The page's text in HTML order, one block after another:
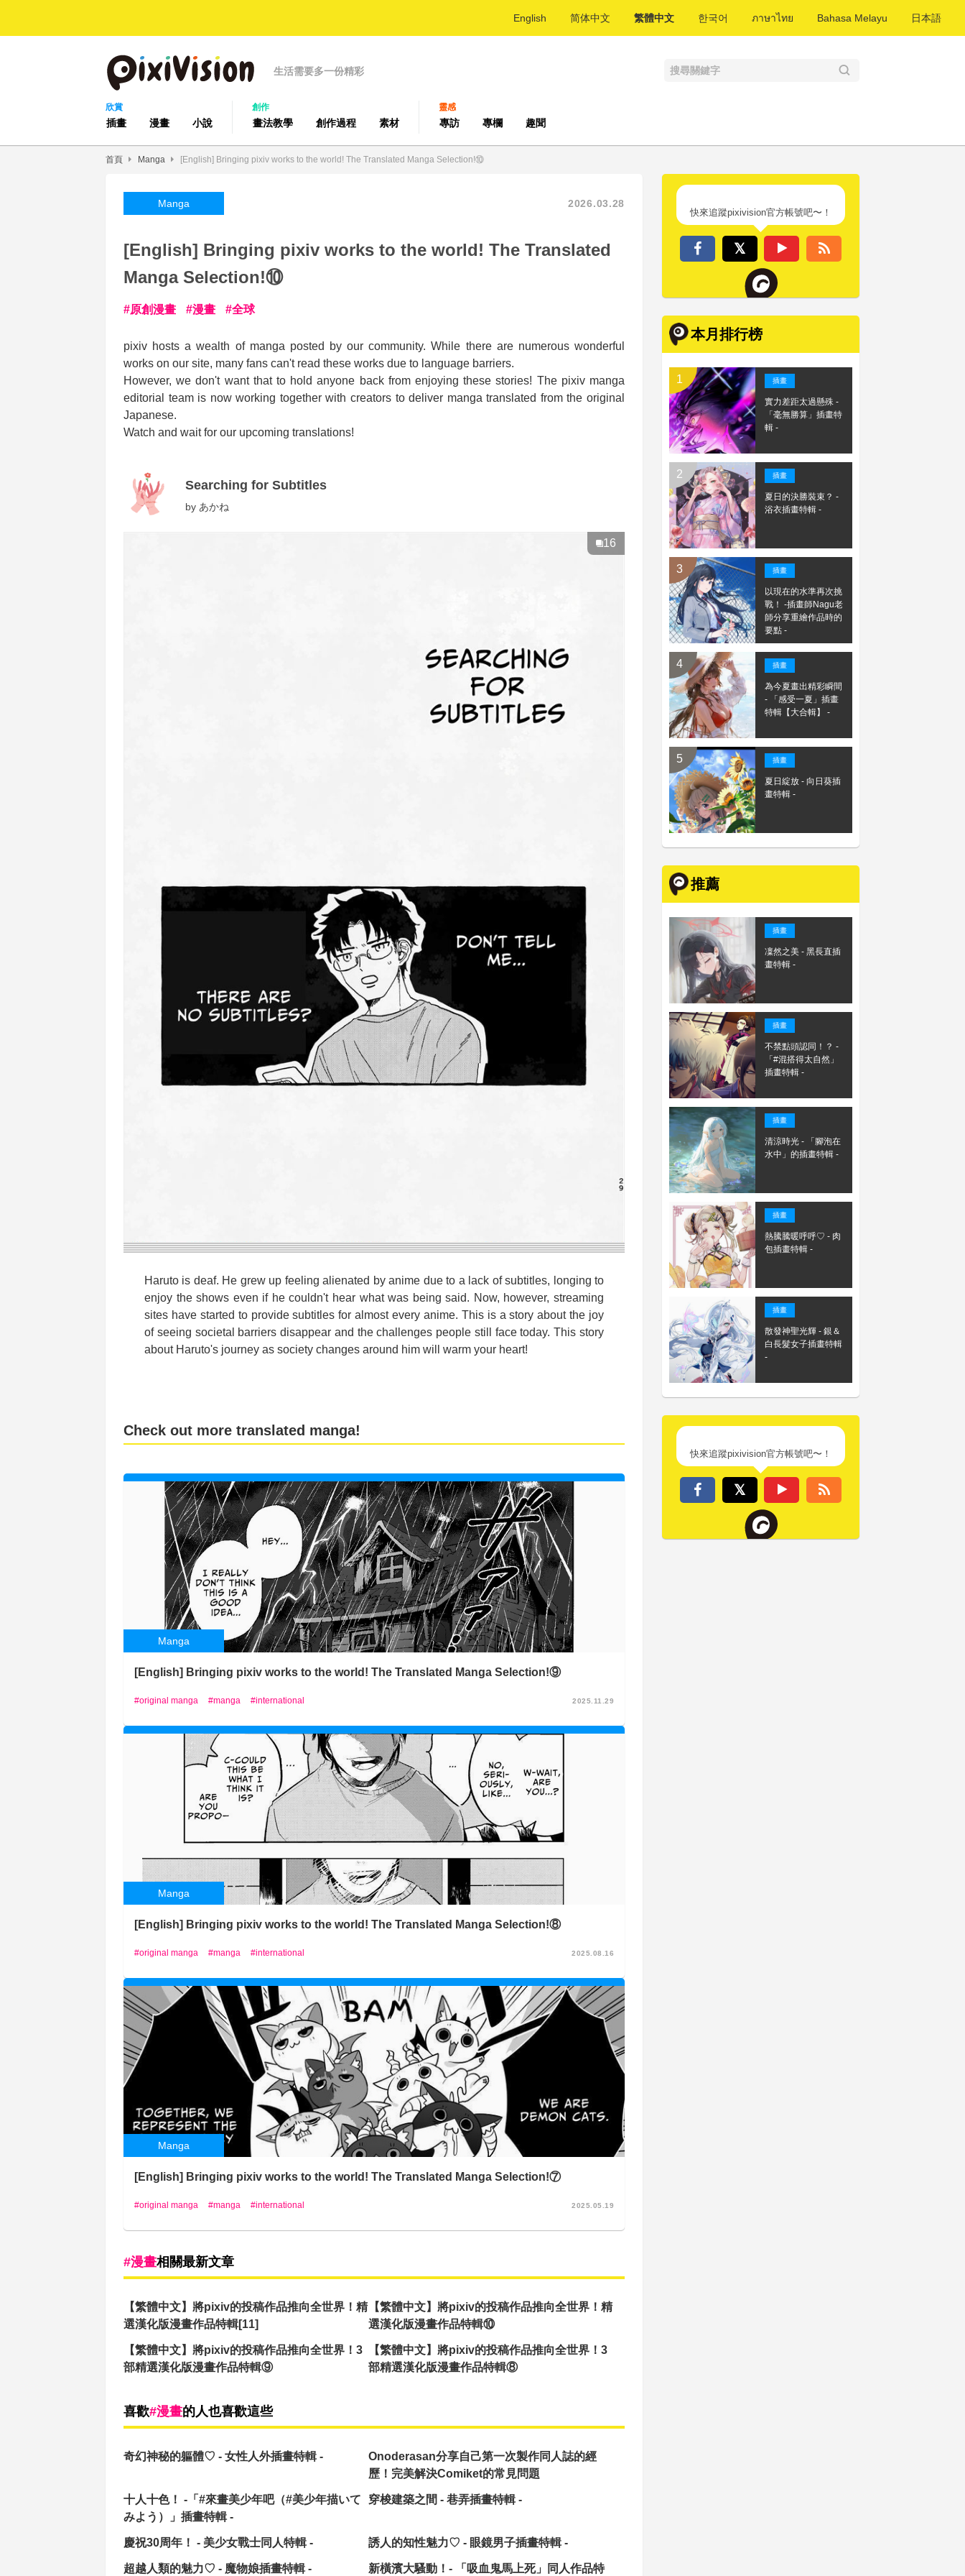
English 简体中文 繁體中文 한국어 ภาษาไทย Bahasa Melayu 日本語
生活需要多一份精彩
欣賞
插畫 漫畫 小說
創作
畫法教學 創作過程 素材
靈感
專訪 專欄 趣聞
首頁 Manga [English] Bringing pixiv works to the world! The Translated Manga Selection!⑩
Manga 2026.03.28
[English] Bringing pixiv works to the world! The Translated
Manga Selection!⑩
原創漫畫 漫畫 全球
pixiv hosts a wealth of manga posted by our community. While there are numerous wonderful
works on our site, many fans can't read these works due to language barriers.
However, we don't want that to hold anyone back from enjoying these stories! The pixiv manga
editorial team is now working together with creators to deliver manga translated from the original
Japanese.
Watch and wait for our upcoming translations!
Searching for Subtitles
by あかね
16
Haruto is deaf. He grew up feeling alienated by anime due to a lack of subtitles, longing to
enjoy the shows even if he couldn't hear what was being said. Now, however, streaming
sites have started to provide subtitles for almost every anime. This is a story about the joy
of seeing societal barriers disappear and the challenges people still face today. This story
about Haruto's journey as society changes around him will warm your heart!
Check out more translated manga!
Manga
[English] Bringing pixiv works to the world! The Translated Manga Selection!⑨
original manga manga international 2025.11.29
Manga
[English] Bringing pixiv works to the world! The Translated Manga Selection!⑧
original manga manga international 2025.08.16
Manga
[English] Bringing pixiv works to the world! The Translated Manga Selection!⑦
original manga manga international 2025.05.19
漫畫相關最新文章
【繁體中文】將pixiv的投稿作品推向全世界！精
選漢化版漫畫作品特輯[11]
【繁體中文】將pixiv的投稿作品推向全世界！精
選漢化版漫畫作品特輯⑩
【繁體中文】將pixiv的投稿作品推向全世界！3
部精選漢化版漫畫作品特輯⑨
【繁體中文】將pixiv的投稿作品推向全世界！3
部精選漢化版漫畫作品特輯⑧
喜歡 漫畫的人也喜歡這些
奇幻神秘的軀體♡ - 女性人外插畫特輯 -
Onoderasan分享自己第一次製作同人誌的經
歷！完美解決Comiket的常見問題
十人十色！ -「#來畫美少年吧（#美少年描いて
みよう）」插畫特輯 -
穿梭建築之間 - 巷弄插畫特輯 -
慶祝30周年！ - 美少女戰士同人特輯 - 誘人的知性魅力♡ - 眼鏡男子插畫特輯 -
超越人類的魅力♡ - 魔物娘插畫特輯 - 新橫濱大騷動！- 「吸血鬼馬上死」同人作品特
快來追蹤pixivision官方帳號吧〜！
本月排行榜
插畫
實力差距太過懸殊 -
「毫無勝算」插畫特
輯 -
插畫
夏日的決勝裝束？ -
浴衣插畫特輯 -
插畫
以現在的水準再次挑
戰！ -插畫師Nagu老
師分享重繪作品時的
要點 -
插畫
為今夏畫出精彩瞬間
- 「感受一夏」插畫
特輯【大合輯】 -
插畫
夏日綻放 - 向日葵插
畫特輯 -
推薦
插畫
凜然之美 - 黑長直插
畫特輯 -
插畫
不禁點頭認同！？ -
「#混搭得太自然」
插畫特輯 -
插畫
清涼時光 - 「腳泡在
水中」的插畫特輯 -
插畫
熱騰騰暖呼呼♡ - 肉
包插畫特輯 -
插畫
散發神聖光輝 - 銀＆
白長髮女子插畫特輯
-
快來追蹤pixivision官方帳號吧〜！